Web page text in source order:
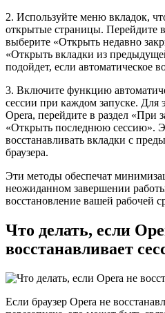
2. Используйте меню вкладок,
открытые страницы. Перейдите
выберите «Открыть недавно
«Открыть вкладки из
подойдет, если автоматическое
3. Включите функцию
сессии при каждом запуске. Для
Opera, перейдите в раздел «При
«Открыть последнюю сессию».
восстанавливать вкладки с
браузера.
Эти методы обеспечат
неожиданном завершении работы
восстановление вашей рабочей
Что делать, если
восстанавливает
Если браузер Opera не